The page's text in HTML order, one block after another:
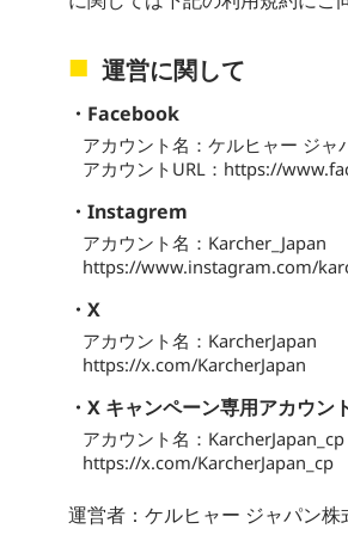
運営に関して
・Facebook
アカウント名：ケルヒャー ジャ
アカウントURL：https://
・Instagrem
アカウント名：Karcher_Japan
https://www.instagram.com/
・X
アカウント名：KarcherJapan
https://x.com/KarcherJapan
・X キャンペーン専用アカウン
アカウント名：KarcherJapan_cp
https://x.com/KarcherJapan_cp
運営者：ケルヒャー ジャパン株